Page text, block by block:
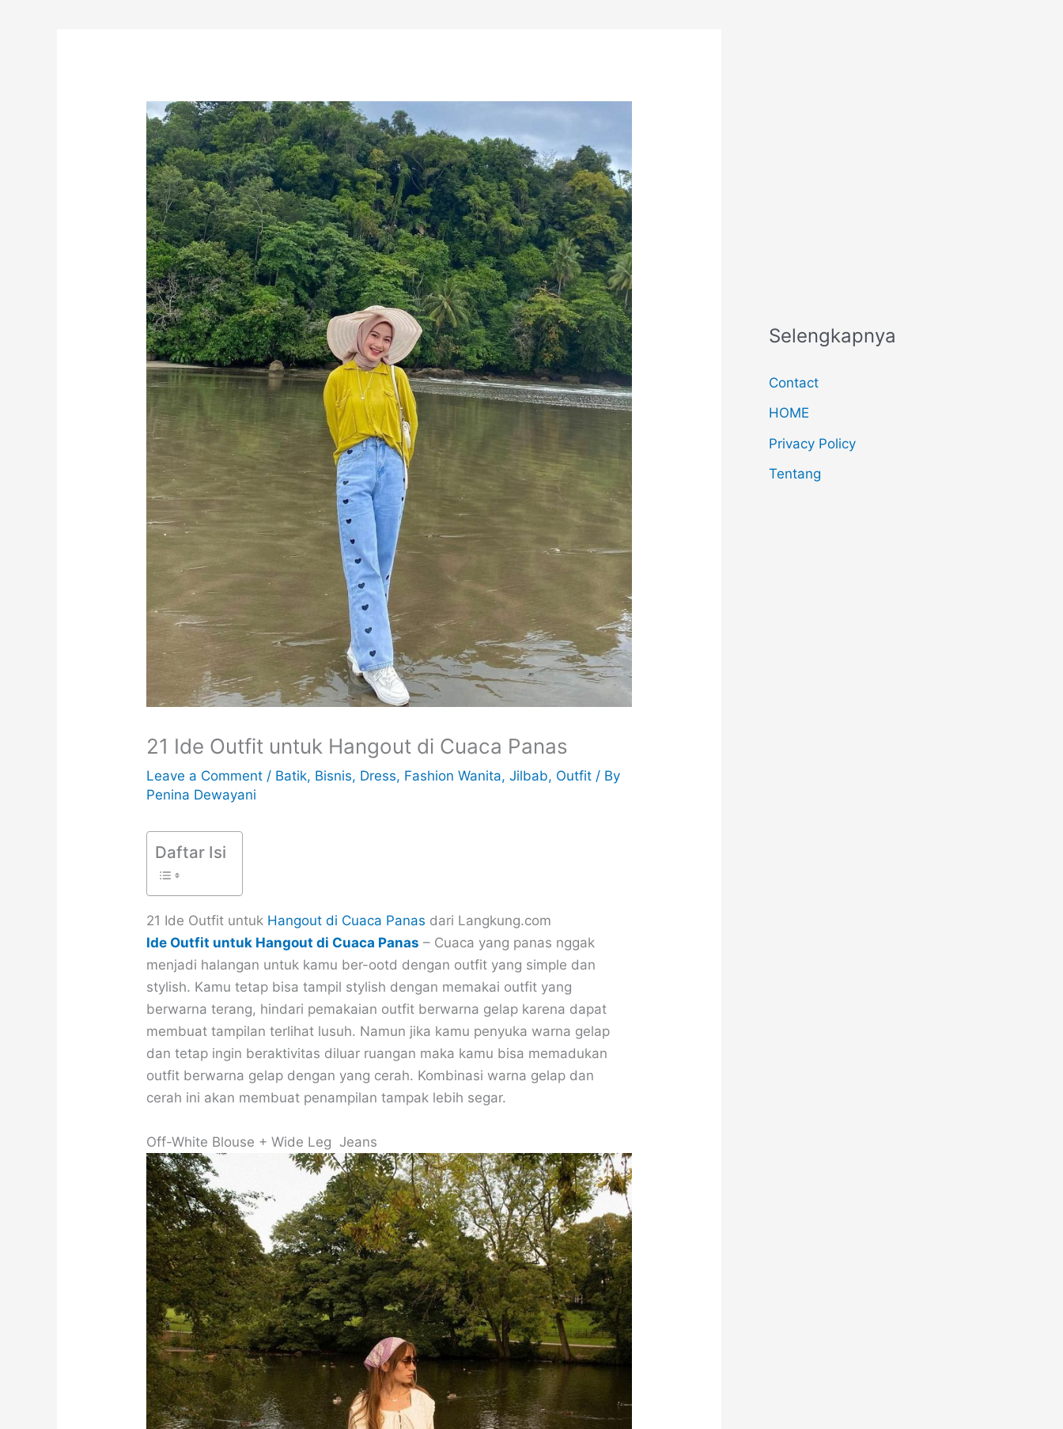
21 Ide Outfit untuk Hangout di Cuaca Panas
Leave a Comment / Batik, Bisnis, Dress, Fashion Wanita,Jilbab, Outfit / By
Penina Dewayani
Daftar Isi
21 Ide Outfit untuk Hangout di Cuaca Panas dari Langkung.com
Ide Outfit untuk Hangout di Cuaca Panas – Cuaca yang panas nggak
menjadi halangan untuk kamu ber-ootd dengan outfit yang simple dan
stylish. Kamu tetap bisa tampil stylish dengan memakai outfit yang
berwarna terang, hindari pemakaian outfit berwarna gelap karena dapat
membuat tampilan terlihat lusuh. Namun jika kamu penyuka warna gelap
dan tetap ingin beraktivitas diluar ruangan maka kamu bisa memadukan
outfit berwarna gelap dengan yang cerah. Kombinasi warna gelap dan
cerah ini akan membuat penampilan tampak lebih segar.
Off-White Blouse + Wide Leg Jeans
Selengkapnya
Contact
HOME
Privacy Policy
Tentang